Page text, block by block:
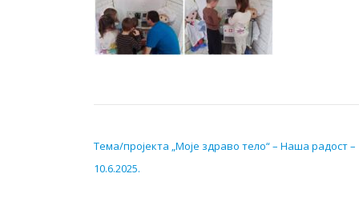
Тема/пројекта „Моје здраво тело“ – Наша радост –
10.6.2025.